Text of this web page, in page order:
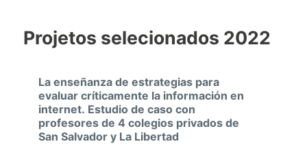
Projetos selecionados 2022
La enseñanza de estrategias para
evaluar críticamente la información en
internet. Estudio de caso con
profesores de 4 colegios privados de
San Salvador y La Libertad